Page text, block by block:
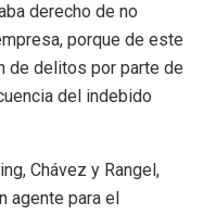
derecho de no
porque de este
de delitos por parte de
del indebido
Chávez y Rangel,
agente para el